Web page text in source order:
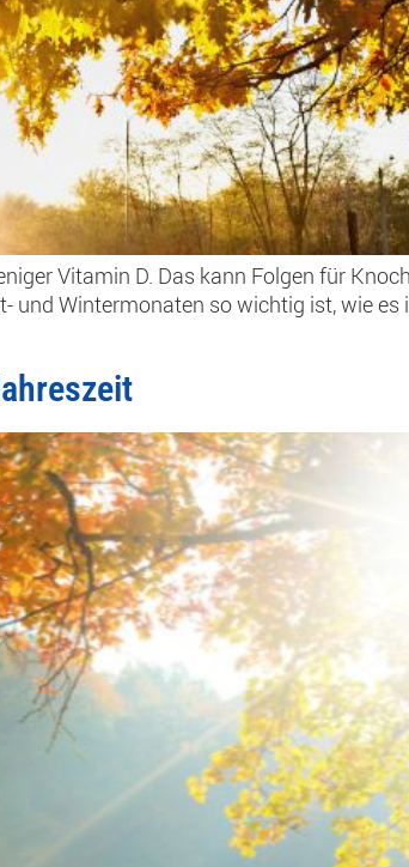
Vitamin D. Das kann Folgen für
und Wintermonaten so wichtig ist, wie